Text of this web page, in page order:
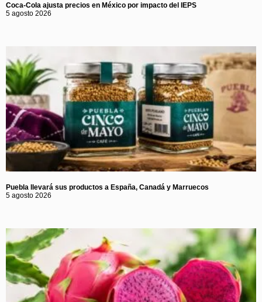
Coca-Cola ajusta precios en México por impacto del IEPS
5 agosto 2026
Puebla llevará sus productos a España, Canadá y Marruecos
5 agosto 2026